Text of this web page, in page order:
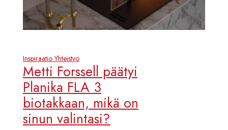
InspiraatioYhteistyö
Metti Forssell päätyi
Planika FLA 3
biotakkaan, mikä on
sinun valintasi?